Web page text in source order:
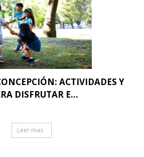
ACTIVIDADES Y
DISFRUTAR E...
Leer mas